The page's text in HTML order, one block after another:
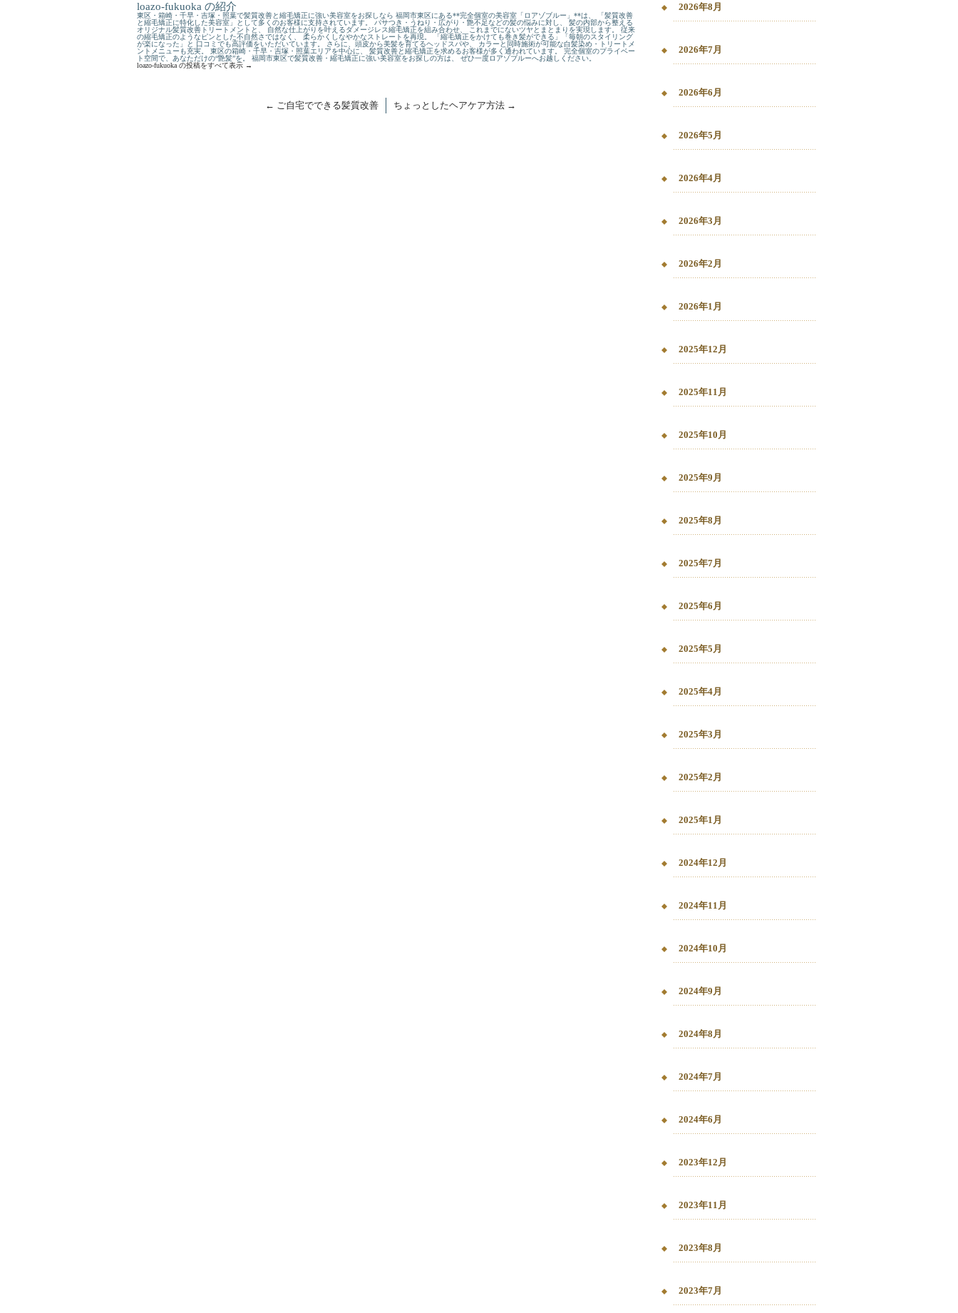
loazo-fukuoka の紹介
東区・箱崎・千早・吉塚・照葉で髪質改善と縮毛矯正に強い美容室をお探しなら 福岡市東区にある**完全個室の美容室「ロアゾブルー」**は、 「髪質改善
と縮毛矯正に特化した美容室」として多くのお客様に支持されています。 パサつき・うねり・広がり・艶不足などの髪の悩みに対し、 髪の内部から整える
オリジナル髪質改善トリートメントと、 自然な仕上がりを叶えるダメージレス縮毛矯正を組み合わせ、 これまでにないツヤとまとまりを実現します。 従来
の縮毛矯正のようなピンとした不自然さではなく、 柔らかくしなやかなストレートを再現。 「縮毛矯正をかけても巻き髪ができる」「毎朝のスタイリング
が楽になった」と 口コミでも高評価をいただいています。 さらに、頭皮から美髪を育てるヘッドスパや、 カラーと同時施術が可能な白髪染め・トリートメ
ントメニューも充実。 東区の箱崎・千早・吉塚・照葉エリアを中心に、 髪質改善と縮毛矯正を求めるお客様が多く通われています。 完全個室のプライベー
ト空間で、あなただけの“艶髪”を。 福岡市東区で髪質改善・縮毛矯正に強い美容室をお探しの方は、 ぜひ一度ロアゾブルーへお越しください。
loazo-fukuoka の投稿をすべて表示 →
← ご自宅でできる髪質改善 ちょっとしたヘアケア方法 →
2026年8月
2026年7月
2026年6月
2026年5月
2026年4月
2026年3月
2026年2月
2026年1月
2025年12月
2025年11月
2025年10月
2025年9月
2025年8月
2025年7月
2025年6月
2025年5月
2025年4月
2025年3月
2025年2月
2025年1月
2024年12月
2024年11月
2024年10月
2024年9月
2024年8月
2024年7月
2024年6月
2023年12月
2023年11月
2023年8月
2023年7月